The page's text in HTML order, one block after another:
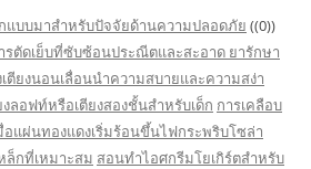
แบบมาสำหรับปัจจัยด้านความปลอดภัย ((0))
รตัดเย็บที่ซับซ้อนประณีตและสะอาด ยารักษา
ตียงนอนเลื่อนนำความสบายและความสง่า
งลอฟท์หรือเตียงสองชั้นสำหรับเด็ก การเคลือบ
อแผ่นทองแดงเริ่มร้อนขึ้นไฟกระพริบโซล่า
ล็กที่เหมาะสม สอนทำไอศกรีมโยเกิร์ตสำหรับ